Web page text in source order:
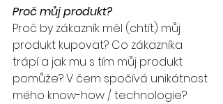
Proč můj produkt?
Proč by zákazník měl (chtít) můj
produkt kupovat? Co zákazníka
trápí a jak mu s tím můj produkt
pomůže? V čem spočívá unikátnost
mého know-how / technologie?